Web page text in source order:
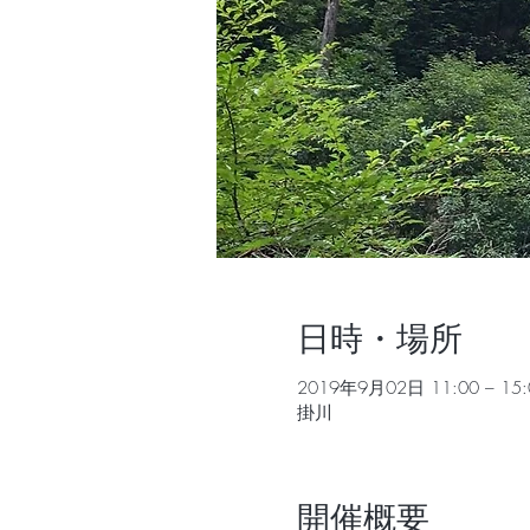
日時・場所
2019年9月02日 11:00 –
掛川
開催概要